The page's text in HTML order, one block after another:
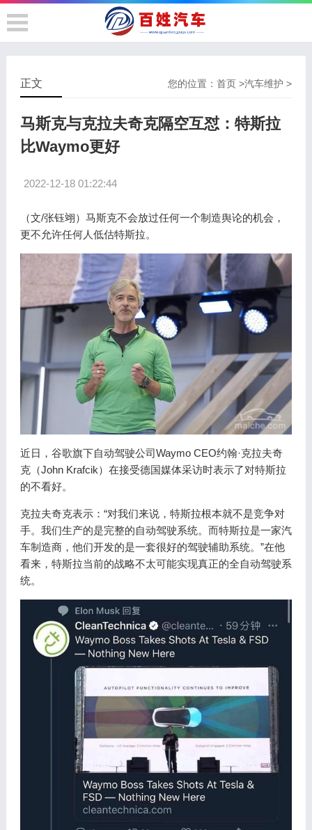
您的位置：首页 >汽车维护 >
正文
马斯克与克拉夫奇克隔空互怼：特斯拉
比Waymo更好
2022-12-18 01:22:44
（文/张钰翊）马斯克不会放过任何一个制造舆论的机会，
更不允许任何人低估特斯拉。
近日，谷歌旗下自动驾驶公司Waymo CEO约翰·克拉夫奇
克（John Krafcik）在接受德国媒体采访时表示了对特斯拉
的不看好。
克拉夫奇克表示：“对我们来说，特斯拉根本就不是竞争对
手。我们生产的是完整的自动驾驶系统。而特斯拉是一家汽
车制造商，他们开发的是一套很好的驾驶辅助系统。”在他
看来，特斯拉当前的战略不太可能实现真正的全自动驾驶系
统。